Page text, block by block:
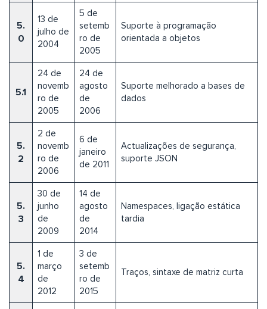
5.
0
13 de
julho de
2004
5 de
setemb
ro de
2005
Suporte à programação
orientada a objetos
5.1
24 de
novemb
ro de
2005
24 de
agosto
de
2006
Suporte melhorado a bases de
dados
5.
2
2 de
novemb
ro de
2006
6 de
janeiro
de 2011
Actualizações de segurança,
suporte JSON
5.
3
30 de
junho
de
2009
14 de
agosto
de
2014
Namespaces, ligação estática
tardia
5.
4
1 de
março
de
2012
3 de
setemb
ro de
2015
Traços, sintaxe de matriz curta